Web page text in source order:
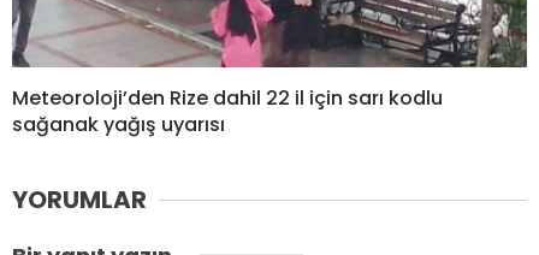
Meteoroloji’den Rize dahil 22 il için sarı kodlu
sağanak yağış uyarısı
YORUMLAR